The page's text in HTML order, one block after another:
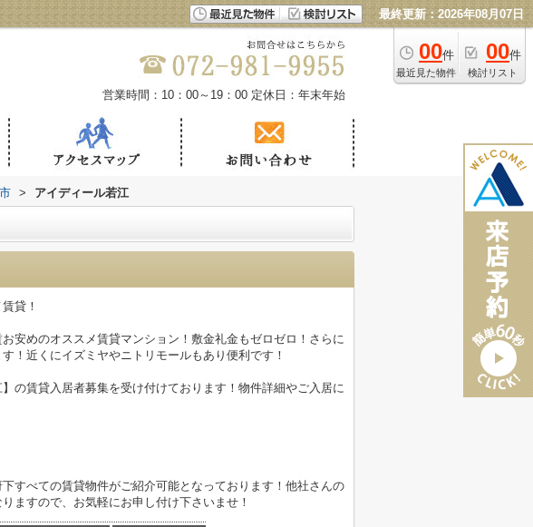
最終更新：2026年08月07日
00件
最近見た物件
00件
検討リスト
営業時間：10：00～19：00 定休日：年末年始
> アイディール若江
貸！
安めのオススメ賃貸マンション！敷金礼金もゼロゼロ！さらに
！近くにイズミヤやニトリモールもあり便利です！
の賃貸入居者募集を受け付けております！物件詳細やご入居に
すべての賃貸物件がご紹介可能となっております！他社さんの
ますので、お気軽にお申し付け下さいませ！